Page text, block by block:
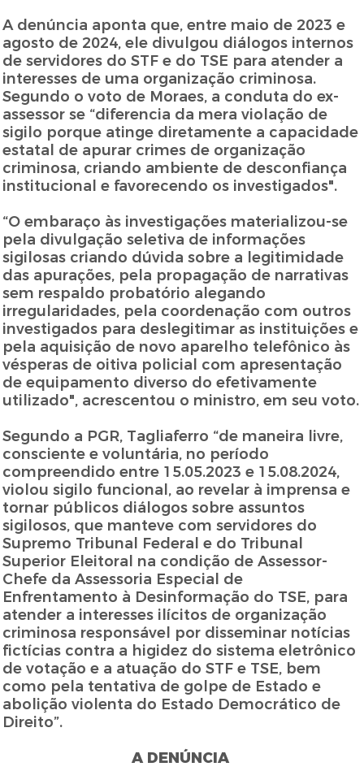
A denúncia aponta que, entre maio de 2023 e
agosto de 2024, ele divulgou diálogos internos
de servidores do STF e do TSE para atender a
interesses de uma organização criminosa.
Segundo o voto de Moraes, a conduta do ex-
assessor se “diferencia da mera violação de
sigilo porque atinge diretamente a capacidade
estatal de apurar crimes de organização
criminosa, criando ambiente de desconfiança
institucional e favorecendo os investigados".
“O embaraço às investigações materializou-se
pela divulgação seletiva de informações
sigilosas criando dúvida sobre a legitimidade
das apurações, pela propagação de narrativas
sem respaldo probatório alegando
irregularidades, pela coordenação com outros
investigados para deslegitimar as instituições e
pela aquisição de novo aparelho telefônico às
vésperas de oitiva policial com apresentação
de equipamento diverso do efetivamente
utilizado", acrescentou o ministro, em seu voto.
Segundo a PGR, Tagliaferro “de maneira livre,
consciente e voluntária, no período
compreendido entre 15.05.2023 e 15.08.2024,
violou sigilo funcional, ao revelar à imprensa e
tornar públicos diálogos sobre assuntos
sigilosos, que manteve com servidores do
Supremo Tribunal Federal e do Tribunal
Superior Eleitoral na condição de Assessor-
Chefe da Assessoria Especial de
Enfrentamento à Desinformação do TSE, para
atender a interesses ilícitos de organização
criminosa responsável por disseminar notícias
fictícias contra a higidez do sistema eletrônico
de votação e a atuação do STF e TSE, bem
como pela tentativa de golpe de Estado e
abolição violenta do Estado Democrático de
Direito”.
A DENÚNCIA